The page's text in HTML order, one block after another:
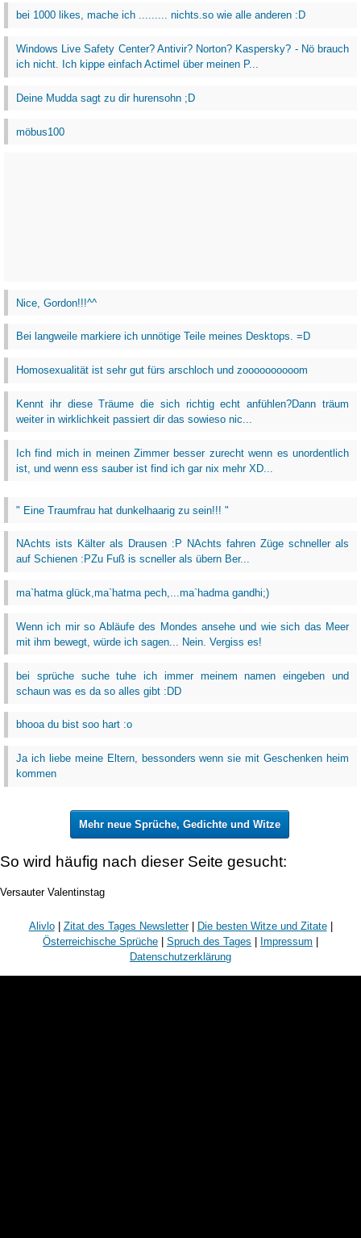
bei 1000 likes, mache ich ......... nichts.so wie alle anderen :D
Windows Live Safety Center? Antivir? Norton? Kaspersky? - Nö brauch
ich nicht. Ich kippe einfach Actimel über meinen P...
Deine Mudda sagt zu dir hurensohn ;D
möbus100
Nice, Gordon!!!^^
Bei langweile markiere ich unnötige Teile meines Desktops. =D
Homosexualität ist sehr gut fürs arschloch und zoooooooooom
Kennt ihr diese Träume die sich richtig echt anfühlen?Dann träum
weiter in wirklichkeit passiert dir das sowieso nic...
Ich find mich in meinen Zimmer besser zurecht wenn es unordentlich
ist, und wenn ess sauber ist find ich gar nix mehr XD...
" Eine Traumfrau hat dunkelhaarig zu sein!!! "
NAchts ists Kälter als Drausen :P NAchts fahren Züge schneller als
auf Schienen :PZu Fuß is scneller als übern Ber...
ma`hatma glück,ma`hatma pech,...ma`hadma gandhi;)
Wenn ich mir so Abläufe des Mondes ansehe und wie sich das Meer
mit ihm bewegt, würde ich sagen... Nein. Vergiss es!
bei sprüche suche tuhe ich immer meinem namen eingeben und
schaun was es da so alles gibt :DD
bhooa du bist soo hart :o
Ja ich liebe meine Eltern, bessonders wenn sie mit Geschenken heim
kommen
Mehr neue Sprüche, Gedichte und Witze
So wird häufig nach dieser Seite gesucht:
Versauter Valentinstag
Alivlo| Zitat des Tages Newsletter| Die besten Witze und Zitate|
Österreichische Sprüche
Spruch des Tages Impressum
Datenschutzerklärung